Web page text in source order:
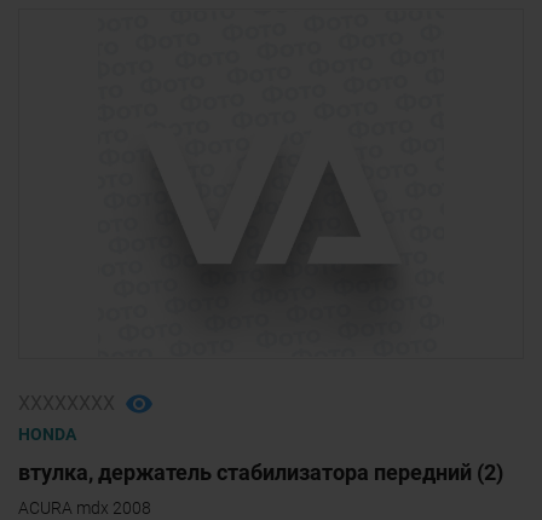
HONDA
втулка, держатель стабилизатора передний (2)
ACURA mdx 2008